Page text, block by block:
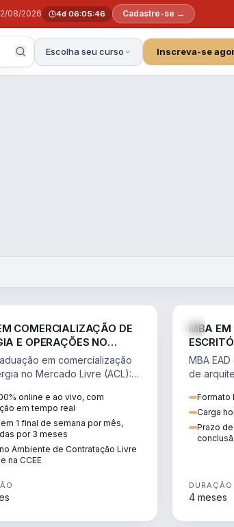
08/2026 4d 06:05:45 Cadastre-se →
Escolha seu curso Inscreva-se
COMERCIALIZAÇÃO DE
E OPERAÇÕES NO
LIVREem comercialização
no Mercado Livre (ACL):
de clientes.
online e ao vivo, com
em tempo real
1 final de semana por mês,
por 3 meses
Ambiente de Contratação Livre
na CCEE
MBA EM
E
MBA
de
gestão
Formato
Carga
Prazo
DURAÇÃO
4 meses